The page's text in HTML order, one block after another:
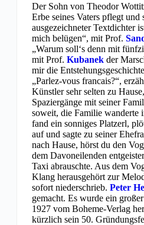
Der Sohn von Theodor
Erbe seines Vaters pflegt und
ausgezeichneter Textdichter
mich belügen“, mit Prof.
„Warum soll‘s denn mit
mit Prof. Kubanek der
mir die
„Parlez-vous francais?“,
Künstler sehr selten zu
Spaziergänge mit seiner
soweit, die Familie wanderte
fand ein sonniges Platzerl,
auf und sagte zu seiner
nach Hause, hörst du den
dem Davoneilenden
Taxi abrauschte. Aus dem
Klang herausgehört zur
sofort niederschrieb. Peter
gemacht. Es wurde ein
1927 vom Boheme-Verlag
kürzlich sein 50.